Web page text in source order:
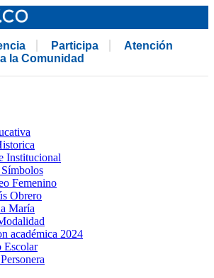
Participa
Atención
la Comunidad
Institucional
Femenino
Obrero
María
académica 2024
Escolar